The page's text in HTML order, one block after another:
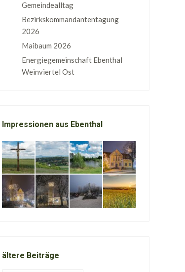
Gemeindealltag
Bezirkskommandantentagung
2026
Maibaum 2026
Energiegemeinschaft Ebenthal
Weinviertel Ost
Impressionen aus Ebenthal
ältere Beiträge